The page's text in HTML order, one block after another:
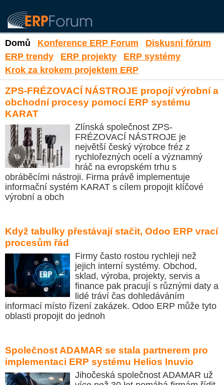
Domů Konference ERP Forum
Diskusní fórum
ERP trendy
ERP projekty
ERP systémy
Krok za krokem projektem ERP
ZPS-FRÉZOVACÍ NÁSTROJE propojí výrobní a
obchodní procesy pomocí ERP systému
KARAT
Zlínská společnost ZPS-
FRÉZOVACÍ NÁSTROJE je
největší český výrobce fréz z
rychlořezných ocelí a významný
hráč na evropském trhu s
obráběcími nástroji. Firma právě implementuje
informační systém KARAT s cílem propojit klíčové
výrobní a obch
Když tabulky přestávají stačit, Odoo ERP vrací
procesům řád
Firmy často rostou rychleji než
jejich interní systémy. Obchod,
sklad, výroba, projekty, servis a
finance pak pracují s různými daty a
lidé tráví čas dohledáváním
informací místo řízení zakázek. Odoo ERP může tyto
oblasti propojit do jednoh
Společnost ADAMAR se stala partnerem pro
implementaci ERP systému Helios Inuvio
Jihočeská společnost ADAMAR už